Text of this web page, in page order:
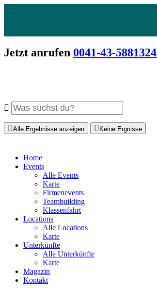
Jetzt anrufen 0041-43-5881324
Alle Ergebnisse anzeigen Keine Ergnisse
Home
Events
Alle Events
Karte
Firmenevents
Teambuilding
Klassenfahrt
Locations
Alle Locations
Karte
Unterkünfte
Alle Unterkünfte
Karte
Magazin
Kontakt